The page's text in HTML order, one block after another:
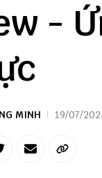
-
MINH 19/07/